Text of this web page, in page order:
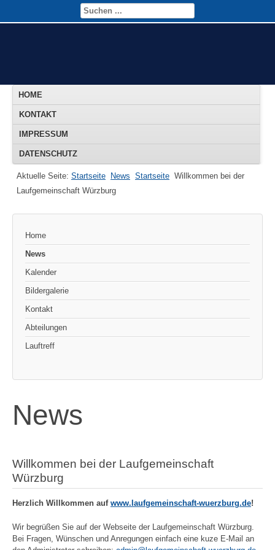
HOME
KONTAKT
IMPRESSUM
DATENSCHUTZ
Aktuelle Seite: Startseite News Startseite Willkommen bei der
Laufgemeinschaft Würzburg
Home
News
Kalender
Bildergalerie
Kontakt
Abteilungen
Lauftreff
News
Willkommen bei der Laufgemeinschaft
Würzburg
Herzlich Willkommen auf www.laufgemeinschaft-wuerzburg.de!
Wir begrüßen Sie auf der Webseite der Laufgemeinschaft Würzburg.
Bei Fragen, Wünschen und Anregungen einfach eine kuze E-Mail an